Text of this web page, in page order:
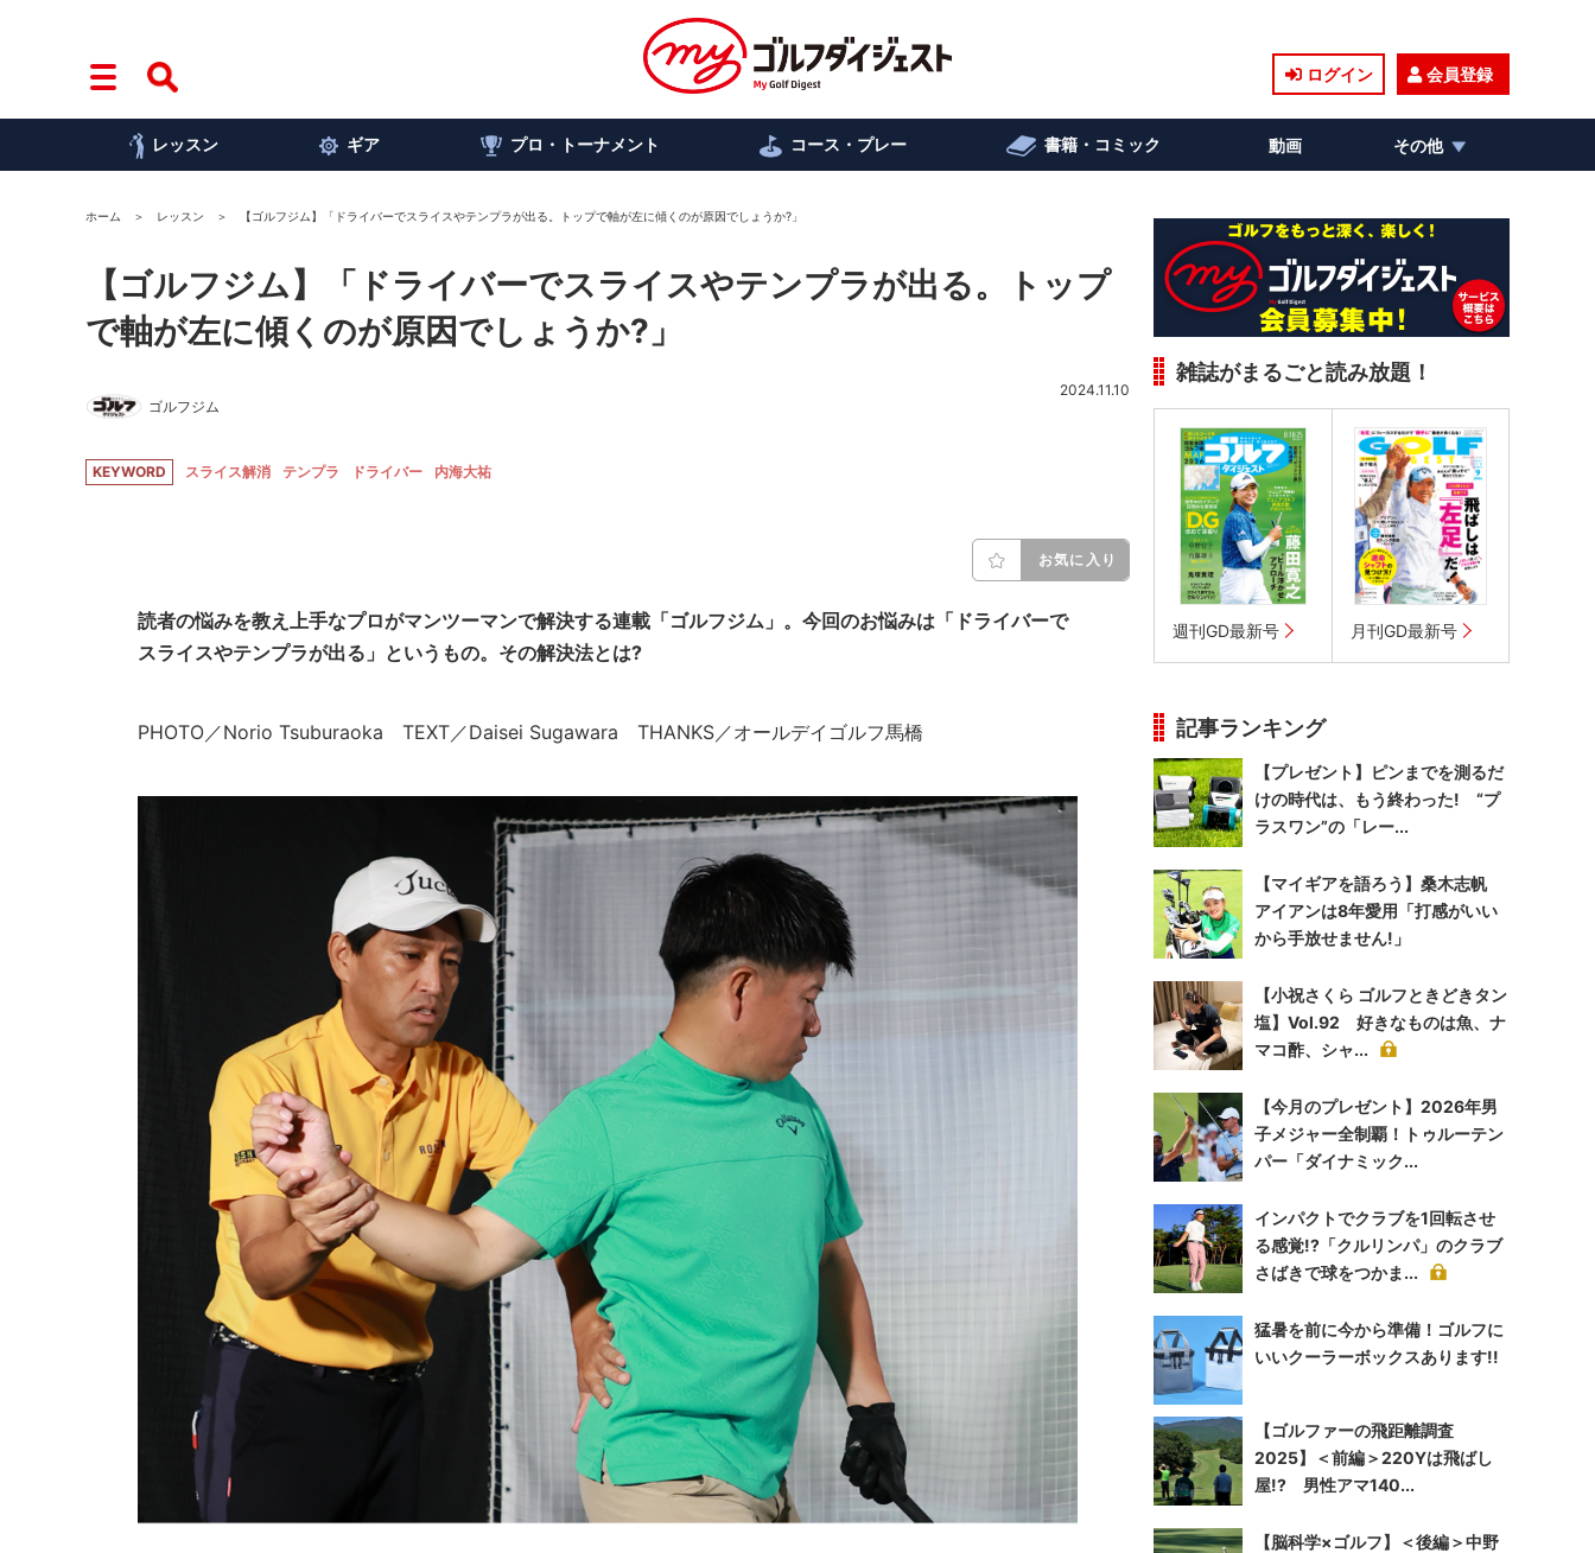
ログイン 会員登録
レッスン ギア プロ・トーナメント コース・プレー 書籍・コミック 動画 その他
ホーム レッスン 【ゴルフジム】「ドライバーでスライスやテンプラが出る。トップで軸が左に傾くのが原因でしょうか?」
【ゴルフジム】「ドライバーでスライスやテンプラが出る。トップ
で軸が左に傾くのが原因でしょうか?」
ゴルフジム
2024.11.10
KEYWORD スライス解消 テンプラ ドライバー 内海大祐
お気に入り
読者の悩みを教え上手なプロがマンツーマンで解決する連載「ゴルフジム」。今回のお悩みは「ドライバーで
スライスやテンプラが出る」というもの。その解決法とは?
PHOTO／Norio Tsuburaoka TEXT／Daisei Sugawara THANKS／オールデイゴルフ馬橋
雑誌がまるごと読み放題！
週刊GD最新号 月刊GD最新号
記事ランキング
【プレゼント】ピンまでを測るだ
けの時代は、もう終わった! “プ
ラスワン”の「レー...
【マイギアを語ろう】桑木志帆
アイアンは8年愛用「打感がいい
から手放せません!」
【小祝さくら ゴルフときどきタン
塩】Vol.92 好きなものは魚、ナ
マコ酢、シャ...
【今月のプレゼント】2026年男
子メジャー全制覇！トゥルーテン
パー「ダイナミック...
インパクトでクラブを1回転させ
る感覚!?「クルリンパ」のクラブ
さばきで球をつかま...
猛暑を前に今から準備！ゴルフに
いいクーラーボックスあります!!
【ゴルファーの飛距離調査
2025】＜前編＞220Yは飛ばし
屋!? 男性アマ140...
【脳科学×ゴルフ】＜後編＞中野